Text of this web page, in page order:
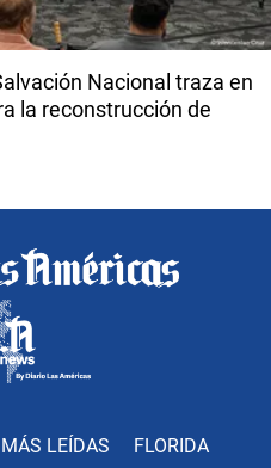
Nacional traza en
la reconstrucción de
MÁS LEÍDAS FLORIDA